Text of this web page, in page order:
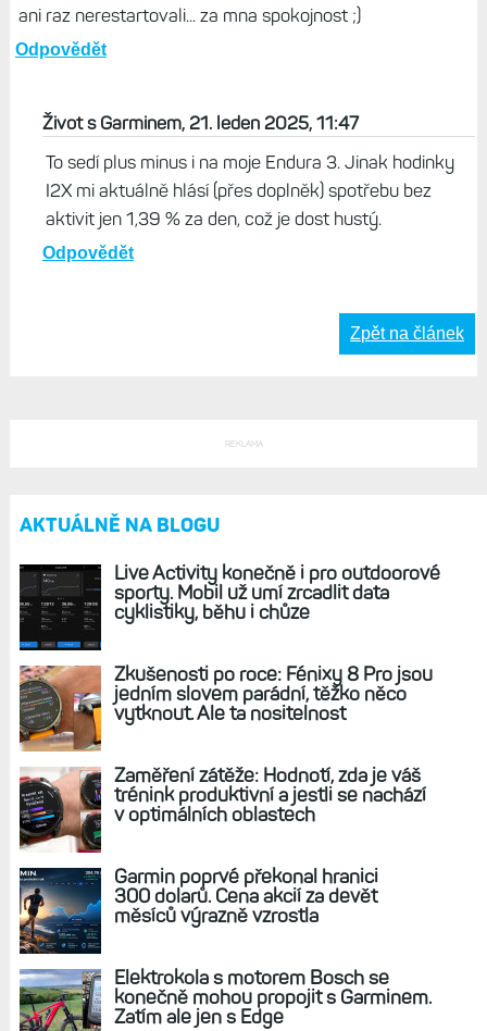
ani raz nerestartovali... za mna spokojnost ;)
Odpovědět
Život s Garminem, 21. leden 2025, 11:47
To sedí plus minus i na moje Endura 3. Jinak hodinky
I2X mi aktuálně hlásí (přes doplněk) spotřebu bez
aktivit jen 1,39 % za den, což je dost hustý.
Odpovědět
Zpět na článek
REKLAMA
AKTUÁLNĚ NA BLOGU
Live Activity konečně i pro outdoorové
sporty. Mobil už umí zrcadlit data
cyklistiky, běhu i chůze
Zkušenosti po roce: Fénixy 8 Pro jsou
jedním slovem parádní, těžko něco
vytknout. Ale ta nositelnost
Zaměření zátěže: Hodnotí, zda je váš
trénink produktivní a jestli se nachází
v optimálních oblastech
Garmin poprvé překonal hranici
300 dolarů. Cena akcií za devět
měsíců výrazně vzrostla
Elektrokola s motorem Bosch se
konečně mohou propojit s Garminem.
Zatím ale jen s Edge